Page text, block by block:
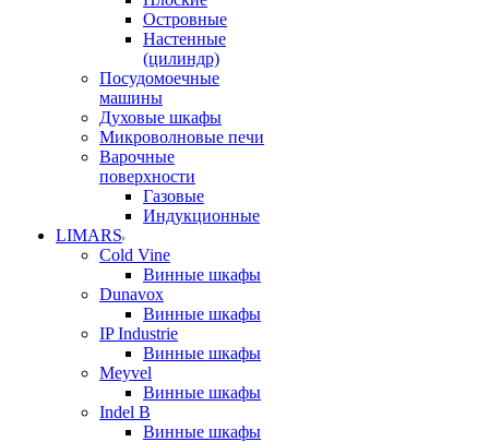
Островные
Настенные
(цилиндр)
Посудомоечные
машины
Духовые шкафы
Микроволновые печи
Варочные
поверхности
Газовые
Индукционные
LIMARS
Cold Vine
Винные шкафы
Dunavox
Винные шкафы
IP Industrie
Винные шкафы
Meyvel
Винные шкафы
Indel B
Винные шкафы